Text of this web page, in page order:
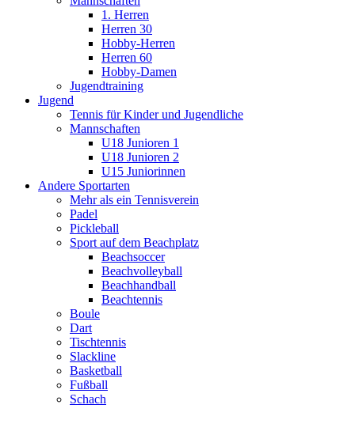
1. Herren
Herren 30
Hobby-Herren
Herren 60
Hobby-Damen
Jugendtraining
Jugend
Tennis für Kinder und Jugendliche
Mannschaften
U18 Junioren 1
U18 Junioren 2
U15 Juniorinnen
Andere Sportarten
Mehr als ein Tennisverein
Padel
Pickleball
Sport auf dem Beachplatz
Beachsoccer
Beachvolleyball
Beachhandball
Beachtennis
Boule
Dart
Tischtennis
Slackline
Basketball
Fußball
Schach